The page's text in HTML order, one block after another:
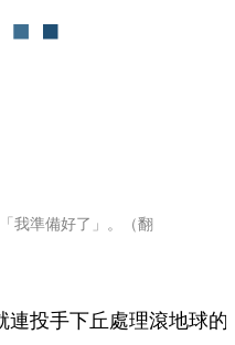
我準備好了」。（翻
投手下丘處理滾地球的